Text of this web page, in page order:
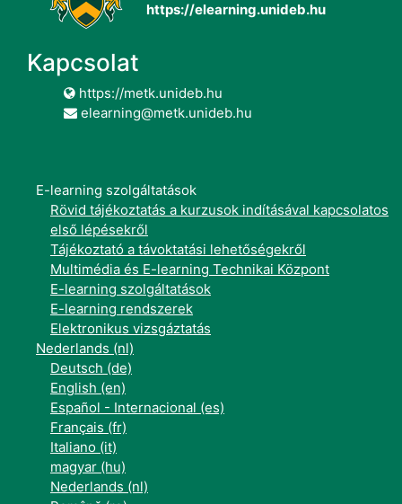
https://elearning.unideb.hu
Kapcsolat
https://metk.unideb.hu
elearning@metk.unideb.hu
E-learning szolgáltatások
Rövid tájékoztatás a kurzusok indításával kapcsolatos
első lépésekről
Tájékoztató a távoktatási lehetőségekről
Multimédia és E-learning Technikai Központ
E-learning szolgáltatások
E-learning rendszerek
Elektronikus vizsgáztatás
Nederlands ‎(nl)‎
Deutsch ‎(de)‎
English ‎(en)‎
Español - Internacional ‎(es)‎
Français ‎(fr)‎
Italiano ‎(it)‎
magyar ‎(hu)‎
Nederlands ‎(nl)‎